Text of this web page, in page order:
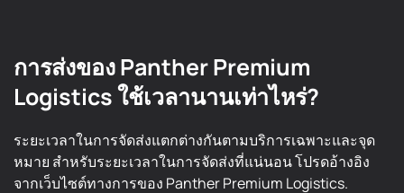
การส่งของ Panther Premium
Logistics ใช้เวลานานเท่าไหร่?
ระยะเวลาในการจัดส่งแตกต่างกันตามบริการเฉพาะและจุด
หมาย สำหรับระยะเวลาในการจัดส่งที่แน่นอน โปรดอ้างอิง
จากเว็บไซต์ทางการของ Panther Premium Logistics.